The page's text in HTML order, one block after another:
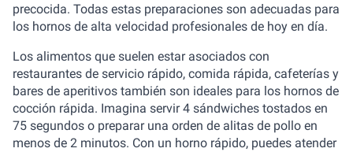
precocida. Todas estas preparaciones son adecuadas para
los hornos de alta velocidad profesionales de hoy en día.
Los alimentos que suelen estar asociados con
restaurantes de servicio rápido, comida rápida, cafeterías y
bares de aperitivos también son ideales para los hornos de
cocción rápida. Imagina servir 4 sándwiches tostados en
75 segundos o preparar una orden de alitas de pollo en
menos de 2 minutos. Con un horno rápido, puedes atender